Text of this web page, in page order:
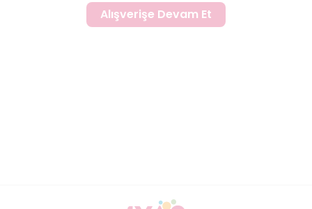
Alışverişe Devam Et